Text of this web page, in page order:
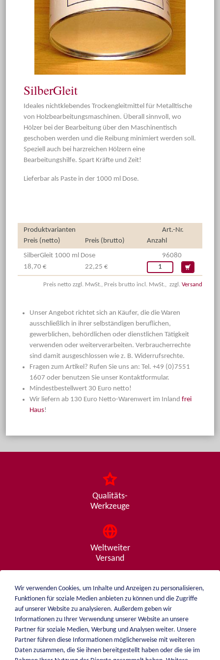
SilberGleit
Ideales nichtklebendes Trockengleitmittel für Metalltische
von Holzbearbeitungsmaschinen. Überall sinnvoll, wo
Hölzer bei der Bearbeitung über den Maschinentisch
geschoben werden und die Reibung minimiert werden soll.
Speziell auch bei harzreichen Hölzern eine
Bearbeitungshilfe. Spart Kräfte und Zeit!
Lieferbar als Paste in der 1000 ml Dose.
Produktvarianten
Art.-Nr.
Preis (netto)
Preis (brutto)
Anzahl
SilberGleit 1000 ml Dose
96080
18,70 €
22,25 €
Preis netto zzgl. MwSt., Preis brutto incl. MwSt., zzgl. Versand
Unser Angebot richtet sich an Käufer, die die Waren
ausschließlich in ihrer selbständigen beruflichen,
gewerblichen, behördlichen oder dienstlichen Tätigkeit
verwenden oder weiterverarbeiten. Verbraucherrechte
sind damit ausgeschlossen wie z. B. Widerrufsrechte.
Fragen zum Artikel? Rufen Sie uns an: Tel. +49 (0)7551
1607 oder benutzen Sie unser Kontaktformular.
Mindestbestellwert 30 Euro netto!
Wir liefern ab 130 Euro Netto-Warenwert im Inland frei
Haus!
Qualitäts-
Werkzeuge
Weltweiter
Versand
Beratung
von A - Z
Wir verwenden Cookies, um Inhalte und Anzeigen zu personalisieren,
Funktionen für soziale Medien anbieten zu können und die Zugriffe
auf unserer Website zu analysieren. Außerdem geben wir
Informationen zu Ihrer Verwendung unserer Website an unsere
Partner für soziale Medien, Werbung und Analysen weiter. Unsere
Partner führen diese Informationen möglicherweise mit weiteren
Daten zusammen, die Sie ihnen bereitgestellt haben oder die sie im